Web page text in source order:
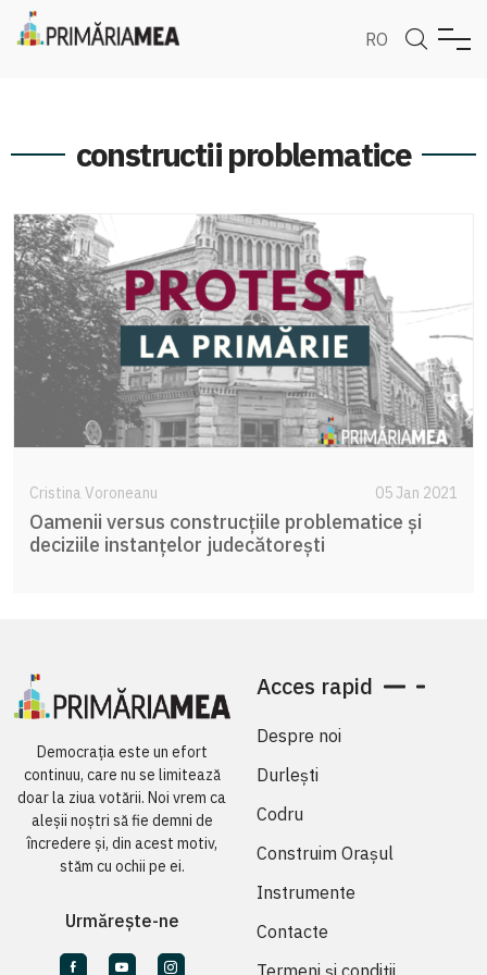
RO
constructii problematice
Cristina Voroneanu 05 Jan 2021
Oamenii versus construcțiile problematice și
deciziile instanțelor judecătorești
Democrația este un efort
continuu, care nu se limitează
doar la ziua votării. Noi vrem ca
aleșii noștri să fie demni de
încredere și, din acest motiv,
stăm cu ochii pe ei.
Urmărește-ne
Acces rapid
Despre noi
Durlești
Codru
Construim Orașul
Instrumente
Contacte
Termeni și condiții